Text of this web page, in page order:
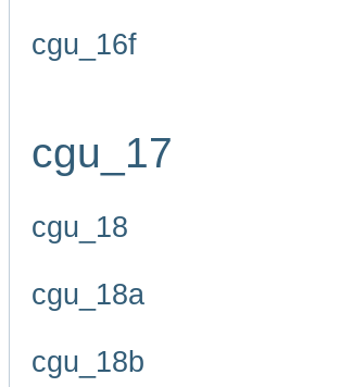
cgu_16f
cgu_17
cgu_18
cgu_18a
cgu_18b